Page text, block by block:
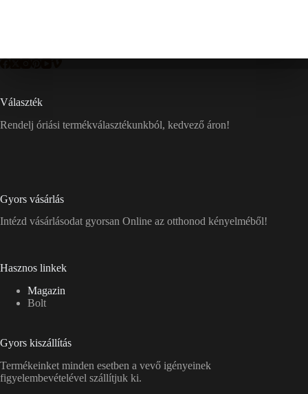
Választék
Rendelj óriási termékválasztékunkból, kedvező áron!
Gyors vásárlás
Intézd vásárlásodat gyorsan Online az otthonod kényelméből!
Hasznos linkek
Magazin
Bolt
Gyors kiszállítás
Termékeinket minden esetben a vevő igényeinek
figyelembevételével szállítjuk ki.